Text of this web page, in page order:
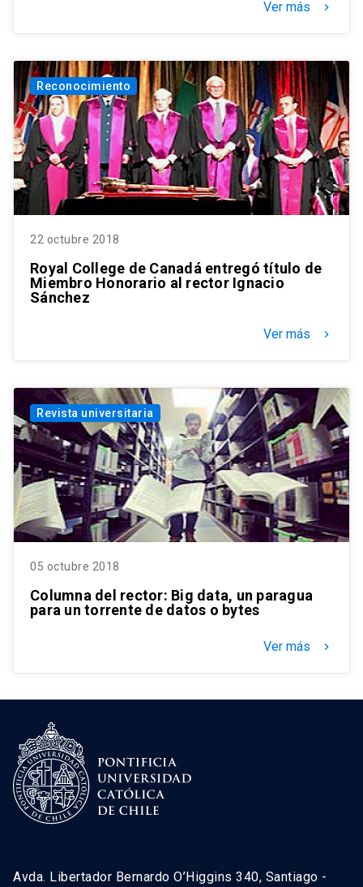
Ver más keyboard_arrow_right
Reconocimiento
22 octubre 2018
Royal College de Canadá entregó título de
Miembro Honorario al rector Ignacio
Sánchez
Ver más keyboard_arrow_right
Revista universitaria
05 octubre 2018
Columna del rector: Big data, un paragua
para un torrente de datos o bytes
Ver más keyboard_arrow_right
Avda. Libertador Bernardo O’Higgins 340, Santiago -